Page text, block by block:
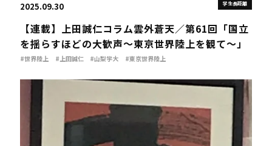
学生長距離
2025.09.30
【連載】上田誠仁コラム雲外蒼天／第61回「国立
を揺らすほどの大歓声～東京世界陸上を観て～」
#世界陸上 #上田誠仁 #山梨学大 #東京世界陸上